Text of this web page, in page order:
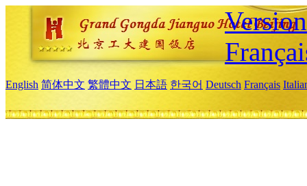
English 简体中文 繁體中文 日本語 한국어 Deutsch Français